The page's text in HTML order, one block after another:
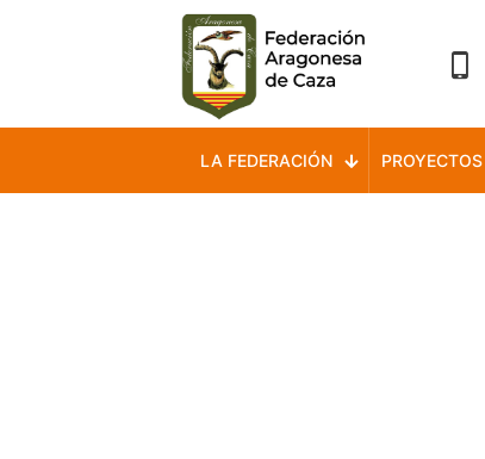
LA FEDERACIÓN PROYECTOS